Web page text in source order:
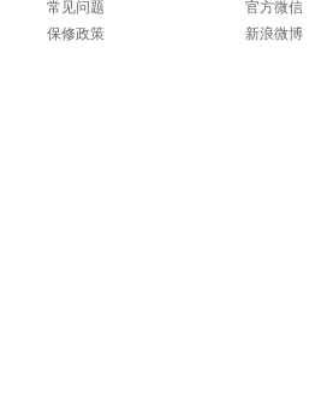
常见问题
保修政策
官方微信
新浪微博